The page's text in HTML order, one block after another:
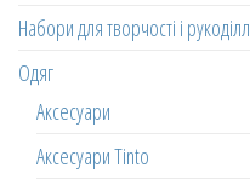
Набори для творчості і
Одяг
Аксесуари
Аксесуари Tinto